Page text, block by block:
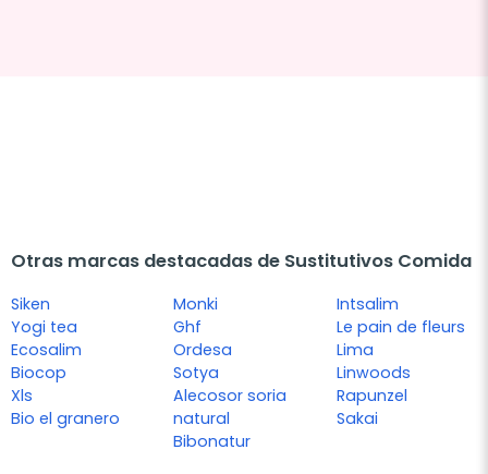
Otras marcas destacadas de Sustitutivos Comida
Siken
Yogi tea
Ecosalim
Biocop
Xls
Bio el granero
Monki
Ghf
Ordesa
Sotya
Alecosor soria
natural
Bibonatur
Intsalim
Le pain de fleurs
Lima
Linwoods
Rapunzel
Sakai